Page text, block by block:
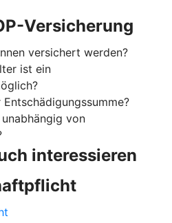
Versicherung
versichert werden?
ist ein
von
interessieren